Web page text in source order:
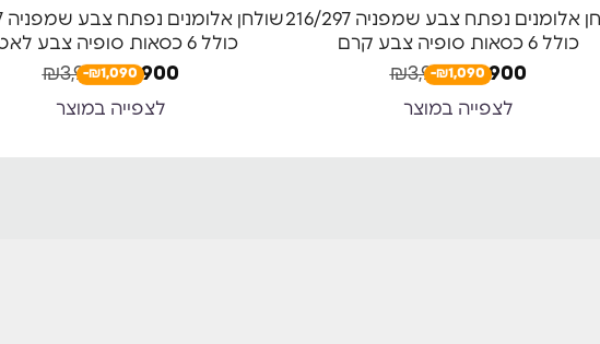
-
באתר
שולחן אלומנים נפתח צבע שמפניה 216/297
כולל 6 כסאות סופיה צבע קרם
₪3,990₪2,900
-₪1,090
לצפייה במוצר
-27%
כולל 6 כסאות סופיה צבע לאטה
₪3,990₪2,900
-₪1,090
לצפייה במוצר